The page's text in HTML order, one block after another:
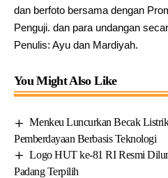
dan berfoto bersama dengan
Penguji. dan para undangan
Penulis: Ayu dan Mardiyah.
You Might Also Like
Menkeu Luncurkan Becak
Pemberdayaan Berbasis Teknologi
Logo HUT ke-81 RI Resmi
Padang Terpilih